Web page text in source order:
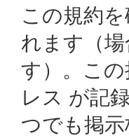
この規約
れます（
す）。こ
レス が記
つでも掲